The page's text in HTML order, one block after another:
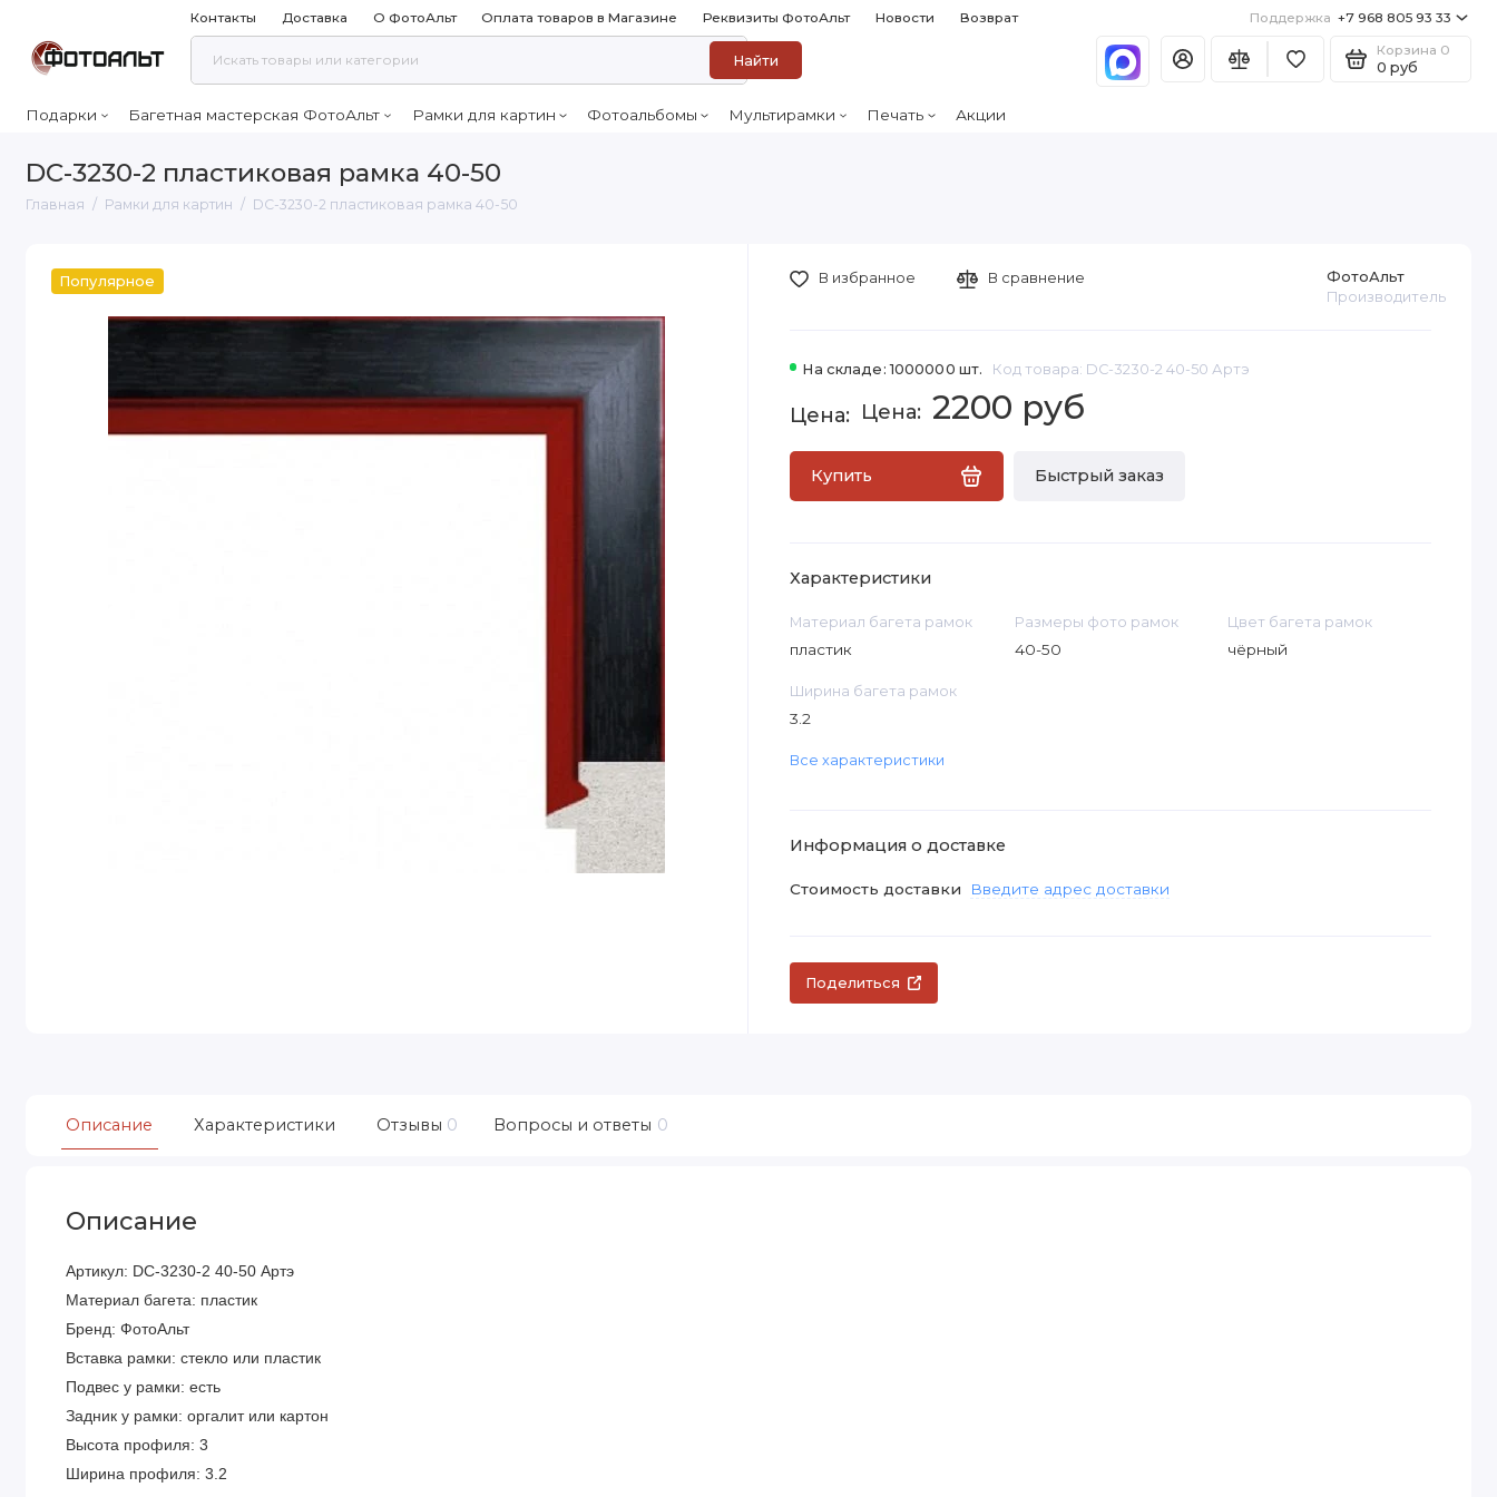
Контакты Доставка О ФотоАльт Оплата товаров в Магазине Реквизиты ФотоАльт Новости Возврат Поддержка +7 968 805 93 33
Найти
Корзина 0
0 руб
Подарки Багетная мастерская ФотоАльт Рамки для картин Фотоальбомы Мультирамки Печать Акции
DC-3230-2 пластиковая рамка 40-50
Главная Рамки для картин DC-3230-2 пластиковая рамка 40-50
Популярное
На складе: 1000000 шт. Код товара: DC-3230-2 40-50 Артэ
ФотоАльт
Производитель
2200 руб
Купить Быстрый заказ
В избранное В сравнение
Характеристики
Материал багета рамок
пластик
Размеры фото рамок
40-50
Цвет багета рамок
чёрный
Ширина багета рамок
3.2
Все характеристики
Информация о доставке
Стоимость доставки Введите адрес доставки
Поделиться
Описание Характеристики Отзывы 0 Вопросы и ответы 0
Описание
Артикул: DC-3230-2 40-50 Артэ
Материал багета: пластик
Бренд: ФотоАльт
Вставка рамки: стекло или пластик
Подвес у рамки: есть
Задник у рамки: оргалит или картон
Высота профиля: 3
Ширина профиля: 3.2